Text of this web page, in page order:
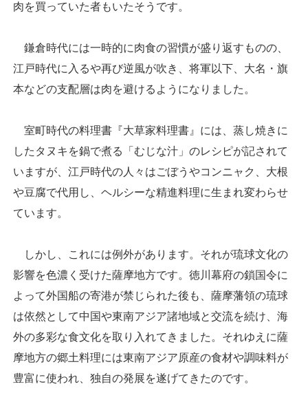
肉を買っていた者もいたそうです。
鎌倉時代には一時的に肉食の習慣が盛り返すものの、
江戸時代に入るや再び逆風が吹き、将軍以下、大名・旗
本などの支配層は肉を避けるようになりました。
室町時代の料理書『大草家料理書』には、蒸し焼きに
したタヌキを鍋で煮る「むじな汁」のレシピが記されて
いますが、江戸時代の人々はごぼうやコンニャク、大根
や豆腐で代用し、ヘルシーな精進料理に生まれ変わらせ
ています。
しかし、これには例外があります。それが琉球文化の
影響を色濃く受けた薩摩地方です。徳川幕府の鎖国令に
よって外国船の寄港が禁じられた後も、薩摩藩領の琉球
は依然として中国や東南アジア諸地域と交流を続け、海
外の多彩な食文化を取り入れてきました。それゆえに薩
摩地方の郷土料理には東南アジア原産の食材や調味料が
豊富に使われ、独自の発展を遂げてきたのです。